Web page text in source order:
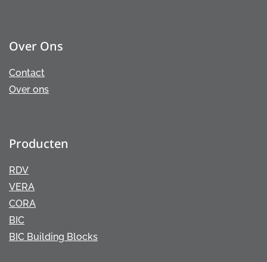
Over Ons
Contact
Over ons
Producten
RDV
VERA
CORA
BIC
BIC Building Blocks